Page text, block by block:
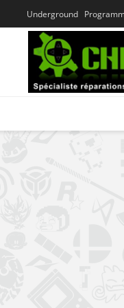
Underground